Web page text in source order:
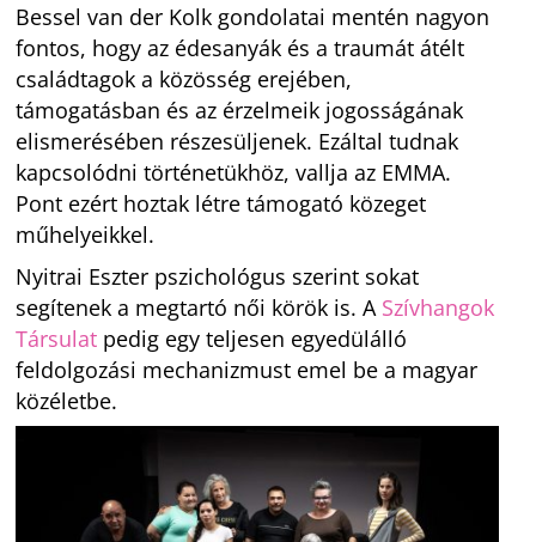
Bessel van der Kolk gondolatai mentén nagyon
fontos, hogy az édesanyák és a traumát átélt
családtagok a közösség erejében,
támogatásban és az érzelmeik jogosságának
elismerésében részesüljenek. Ezáltal tudnak
kapcsolódni történetükhöz, vallja az EMMA.
Pont ezért hoztak létre támogató közeget
műhelyeikkel.
Nyitrai Eszter pszichológus szerint sokat
segítenek a megtartó női körök is. A Szívhangok
Társulat pedig egy teljesen egyedülálló
feldolgozási mechanizmust emel be a magyar
közéletbe.